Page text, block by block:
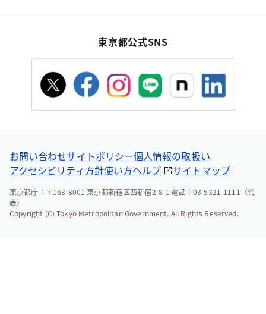
東京都公式SNS
お問い合わせサイトポリシー個人情報の取扱い
アクセシビリティ方針使い方ヘルプ サイトマップ
東京都庁：〒163-8001 東京都新宿区西新宿2-8-1 電話：03-5321-1111（代
表）
Copyright (C) Tokyo Metropolitan Government. All Rights Reserved.